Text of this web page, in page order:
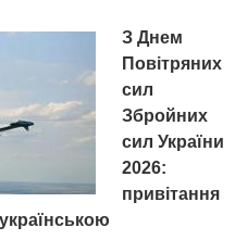
З Днем
Повітряних
сил
Збройних
сил України
2026:
привітання